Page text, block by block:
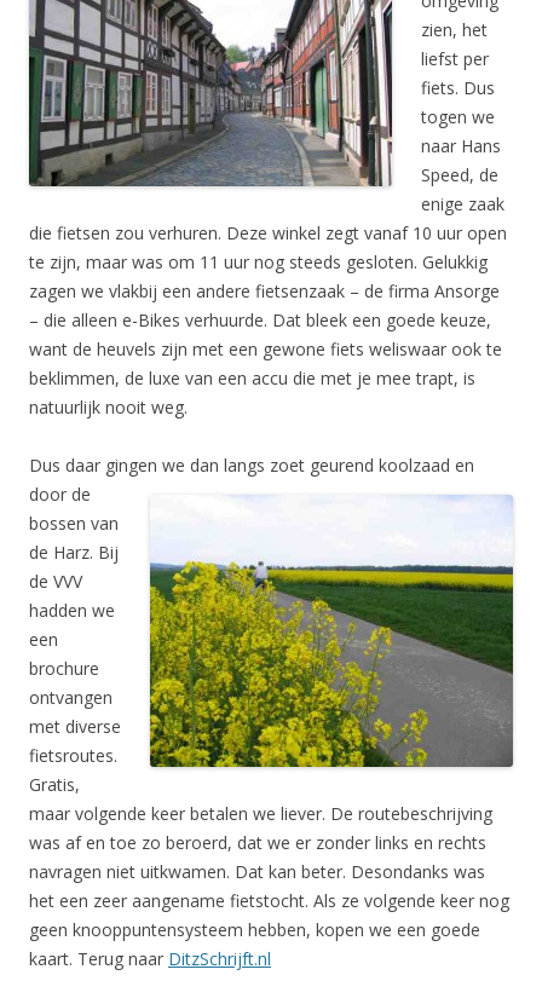
zien, het
liefst per
fiets. Dus
togen we
naar Hans
Speed, de
enige zaak
die fietsen zou verhuren. Deze winkel zegt vanaf 10 uur open
te zijn, maar was om 11 uur nog steeds gesloten. Gelukkig
zagen we vlakbij een andere fietsenzaak – de firma Ansorge
– die alleen e-Bikes verhuurde. Dat bleek een goede keuze,
want de heuvels zijn met een gewone fiets weliswaar ook te
beklimmen, de luxe van een accu die met je mee trapt, is
natuurlijk nooit weg.
Dus daar gingen we dan langs zoet geurend koolzaad en
door de
bossen van
de Harz. Bij
de VVV
hadden we
een
brochure
ontvangen
met diverse
fietsroutes.
Gratis,
maar volgende keer betalen we liever. De routebeschrijving
was af en toe zo beroerd, dat we er zonder links en rechts
navragen niet uitkwamen. Dat kan beter. Desondanks was
het een zeer aangename fietstocht. Als ze volgende keer nog
geen knooppuntensysteem hebben, kopen we een goede
kaart. Terug naar DitzSchrijft.nl